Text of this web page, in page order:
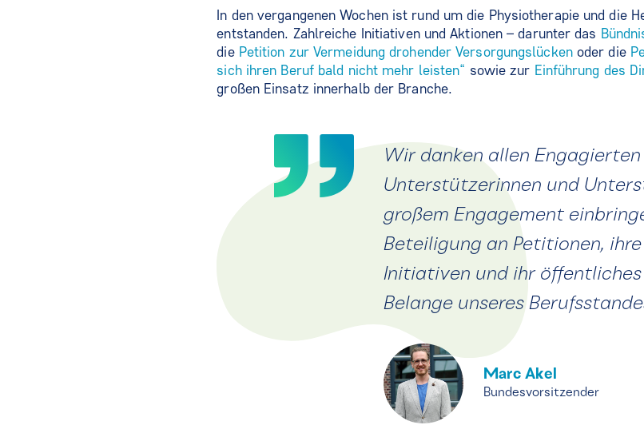
In den vergangenen Wochen ist rund um die Physiotherapie und die
entstanden. Zahlreiche Initiativen und Aktionen – darunter das
die Petition zur Vermeidung drohender Versorgungslückenoder die
sich ihren Beruf bald nicht mehr leisten“ sowie zur Einführung des
großen Einsatz innerhalb der Branche.
Wir danken allen
Unterstützerinnen und
großem Engagement
Beteiligung an Petitionen,
Initiativen und ihr
Belange unseres
Marc Akel
Bundesvorsitzender